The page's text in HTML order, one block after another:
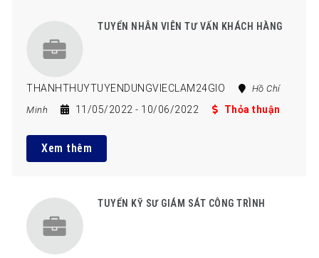
TUYỂN NHÂN VIÊN TƯ VẤN KHÁCH HÀNG
THANHTHUYTUYENDUNGVIECLAM24GIO
Hồ Chí
Minh
11/05/2022- 10/06/2022 Thỏa thuận
Xem thêm
TUYỂN KỸ SƯ GIÁM SÁT CÔNG TRÌNH